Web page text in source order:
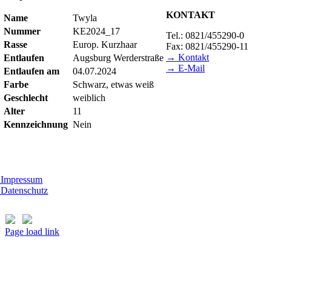
Name
Twyla
Nummer
KE2024_17
Rasse
Europ. Kurzhaar
Entlaufen
Augsburg Werderstraße
Entlaufen am
04.07.2024
Farbe
Schwarz, etwas weiß
Geschlecht
weiblich
Alter
11
Kennzeichnung Nein
KONTAKT
Tel.: 0821/455290-0
Fax: 0821/455290-11
→ Kontakt
→ E-Mail
Page load link